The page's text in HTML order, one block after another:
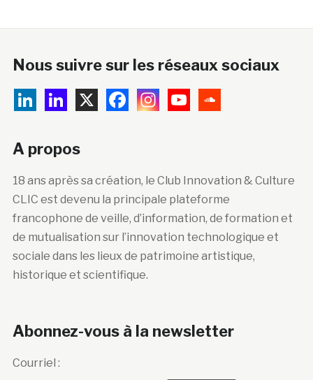
Nous suivre sur les réseaux sociaux
A propos
18 ans après sa création, le Club Innovation & Culture
CLIC est devenu la principale plateforme
francophone de veille, d’information, de formation et
de mutualisation sur l’innovation technologique et
sociale dans les lieux de patrimoine artistique,
historique et scientifique.
Abonnez-vous à la newsletter
Courriel :